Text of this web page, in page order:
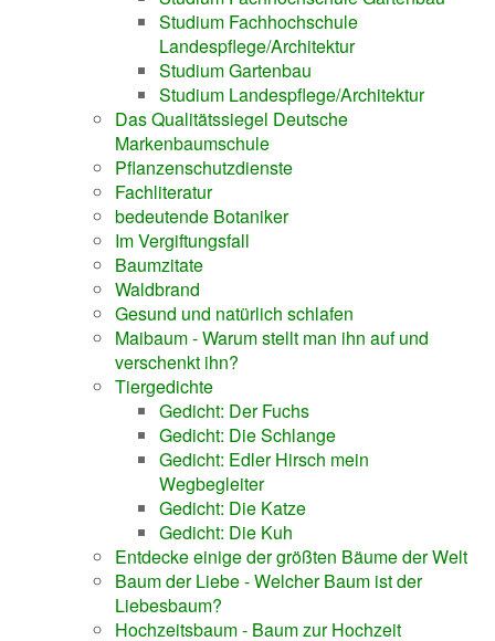
Studium Fachhochschule
Landespflege/Architektur
Studium Gartenbau
Studium Landespflege/Architektur
Das Qualitätssiegel Deutsche
Markenbaumschule
Pflanzenschutzdienste
Fachliteratur
bedeutende Botaniker
Im Vergiftungsfall
Baumzitate
Waldbrand
Gesund und natürlich schlafen
Maibaum - Warum stellt man ihn auf und
verschenkt ihn?
Tiergedichte
Gedicht: Der Fuchs
Gedicht: Die Schlange
Gedicht: Edler Hirsch mein
Wegbegleiter
Gedicht: Die Katze
Gedicht: Die Kuh
Entdecke einige der größten Bäume der Welt
Baum der Liebe - Welcher Baum ist der
Liebesbaum?
Hochzeitsbaum - Baum zur Hochzeit